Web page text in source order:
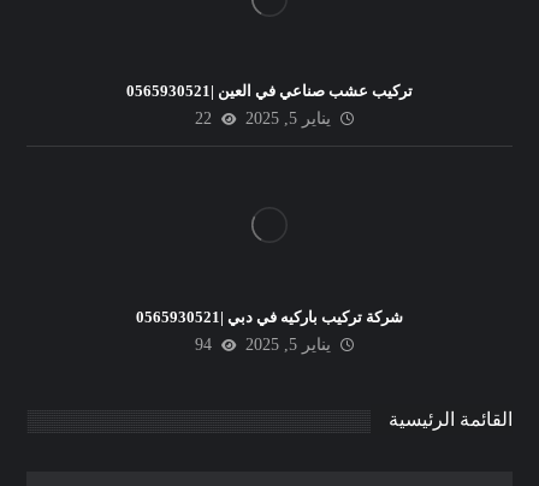
تركيب عشب صناعي في العين |0565930521
يناير 5, 2025
22
شركة تركيب باركيه في دبي |0565930521
يناير 5, 2025
94
القائمة الرئيسية